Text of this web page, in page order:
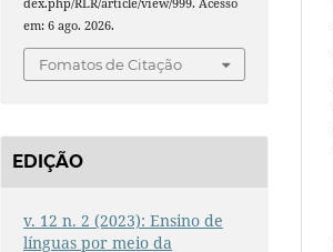
em: 6 ago. 2026.
Fomatos de Citação
EDIÇÃO
v. 12 n. 2 (2023): Ensino de
línguas por meio da